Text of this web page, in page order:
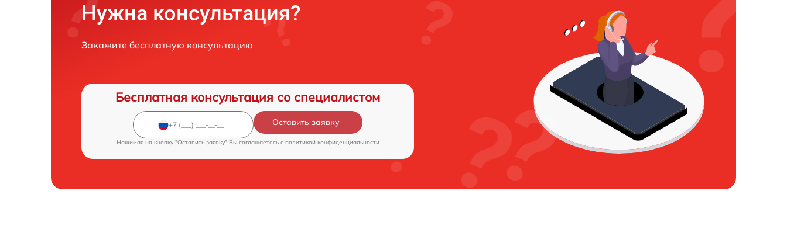
Нужна консультация?
Закажите бесплатную консультацию
Бесплатная консультация со специалистом
Оставить заявку
Нажимая на кнопку "Оставить заявку" Вы соглашаетесь c политикой конфиденциальности